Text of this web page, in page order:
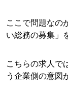
ここで問題なの
い総務の募集」
こちらの求人で
う企業側の意図